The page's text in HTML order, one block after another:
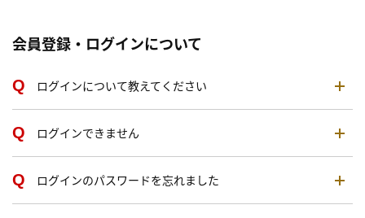
会員登録・ログインについて
ログインについて教えてください
ログインできません
ログインのパスワードを忘れました